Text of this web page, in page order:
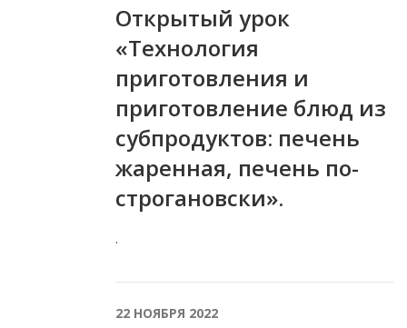
Открытый урок
«Технология
приготовления и
приготовление блюд из
субпродуктов: печень
жаренная, печень по-
строгановски».
.
22 НОЯБРЯ 2022